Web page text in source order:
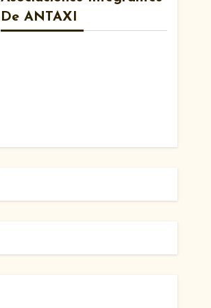
De ANTAXI